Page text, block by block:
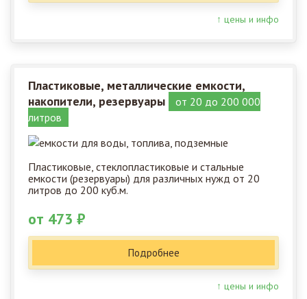
↑ цены и инфо
Пластиковые, металлические емкости,
накопители, резервуары
от 20 до 200 000
литров
Пластиковые, стеклопластиковые и стальные
емкости (резервуары) для различных нужд от 20
литров до 200 куб.м.
от 473 ₽
Подробнее
↑ цены и инфо